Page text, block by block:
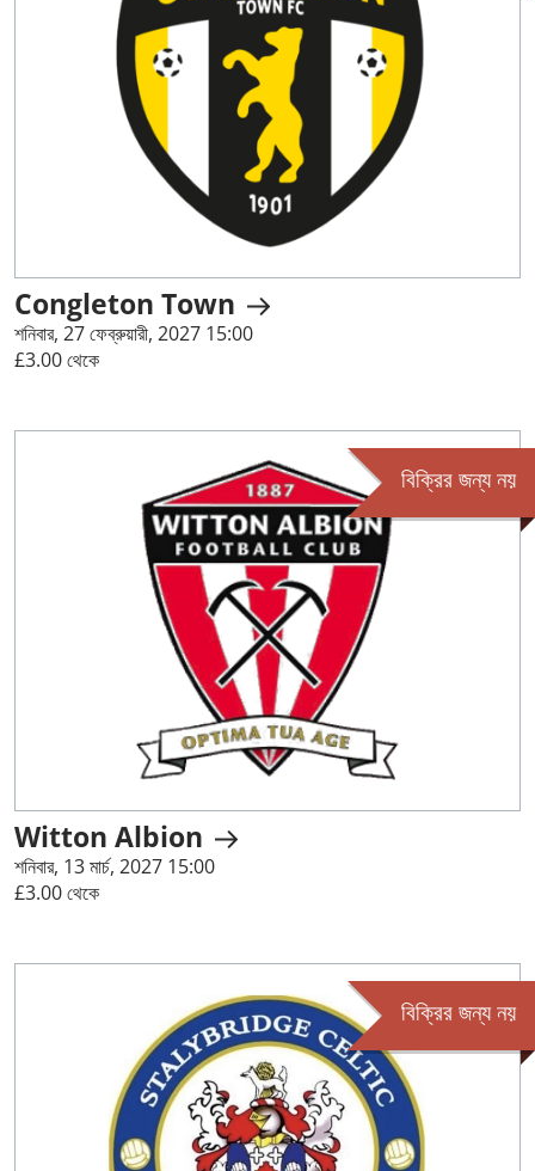
Congleton Town
শনিবার, 27 ফেব্রুয়ারী, 2027 15:00
£3.00 থেকে
বিক্রির জন্য নয়
Witton Albion
শনিবার, 13 মার্চ, 2027 15:00
£3.00 থেকে
বিক্রির জন্য নয়